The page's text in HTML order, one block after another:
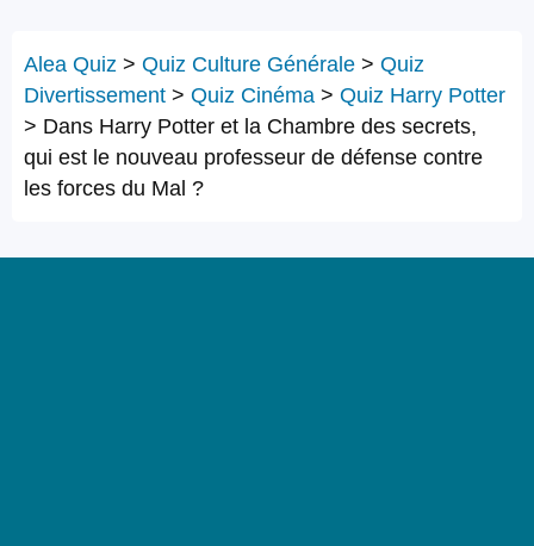
Alea Quiz > Quiz Culture Générale > Quiz
Divertissement > Quiz Cinéma > Quiz Harry Potter
> Dans Harry Potter et la Chambre des secrets,
qui est le nouveau professeur de défense contre
les forces du Mal ?